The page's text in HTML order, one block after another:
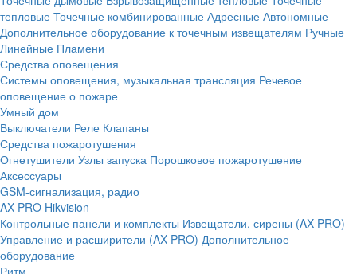
тепловые Точечные комбинированные Адресные Автономные
Дополнительное оборудование к точечным извещателям Ручные
Линейные Пламени
Средства оповещения
Системы оповещения, музыкальная трансляция Речевое
оповещение о пожаре
Умный дом
Выключатели Реле Клапаны
Средства пожаротушения
Огнетушители Узлы запуска Порошковое пожаротушение
Аксессуары
GSM-сигнализация, радио
AX PRO Hikvision
Контрольные панели и комплекты Извещатели, сирены (AX PRO)
Управление и расширители (AX PRO) Дополнительное
оборудование